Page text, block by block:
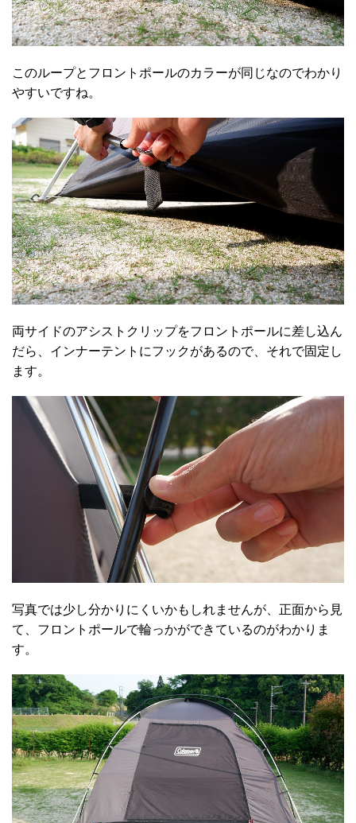
このループとフロントポールのカラーが同じなのでわかり
やすいですね。
両サイドのアシストクリップをフロントポールに差し込ん
だら、インナーテントにフックがあるので、それで固定し
ます。
写真では少し分かりにくいかもしれませんが、正面から見
て、フロントポールで輪っかができているのがわかりま
す。